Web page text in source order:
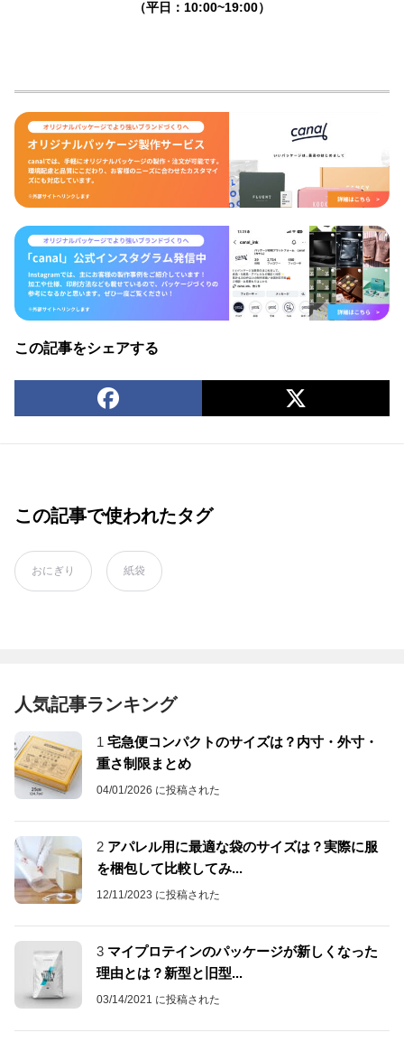
（平日：10:00~19:00）
この記事をシェアする
この記事で使われたタグ
おにぎり 紙袋
人気記事ランキング
1 宅急便コンパクトのサイズは？内寸・外寸・
重さ制限まとめ
04/01/2026 に投稿された
2 アパレル用に最適な袋のサイズは？実際に服
を梱包して比較してみ...
12/11/2023 に投稿された
3 マイプロテインのパッケージが新しくなった
理由とは？新型と旧型...
03/14/2021 に投稿された